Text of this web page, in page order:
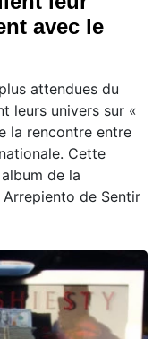
avec le
attendues du
leurs univers sur «
la rencontre entre
Cette
de la
de Sentir